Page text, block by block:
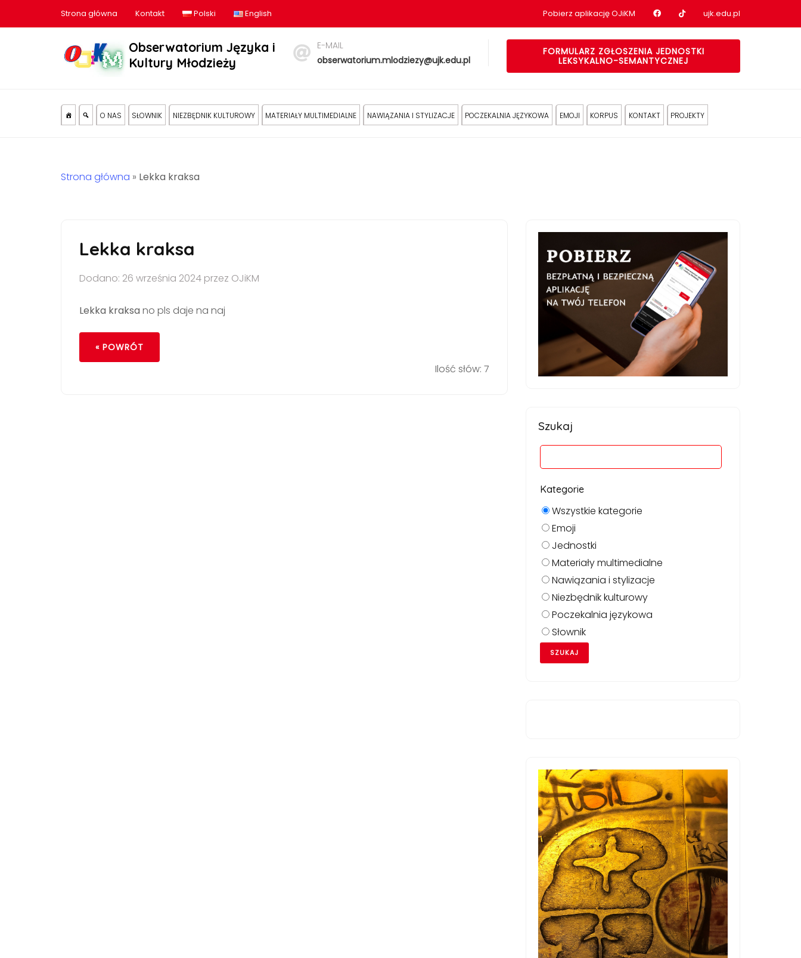
Strona główna Kontakt Polski English Pobierz aplikację OJiKM Nasz profil na Facebook
Nasz profil na tiktok
ujk.edu.pl
Obserwatorium Języka i
Kultury Młodzieży
E-MAIL
obserwatorium.mlodziezy@ujk.edu.pl
FORMULARZ ZGŁOSZENIA JEDNOSTKI
LEKSYKALNO-SEMANTYCZNEJ
O NAS SŁOWNIK NIEZBĘDNIK KULTUROWY MATERIAŁY MULTIMEDIALNE NAWIĄZANIA I STYLIZACJE POCZEKALNIA JĘZYKOWA EMOJI KORPUS KONTAKT PROJEKTY
Strona główna » Lekka kraksa
Lekka kraksa
Dodano: 26 września 2024 przez OJiKM
Lekka kraksa no pls daje na naj
« POWRÓT
Ilość słów: 7
Szukaj
Kategorie
Wszystkie kategorie
Emoji
Jednostki
Materiały multimedialne
Nawiązania i stylizacje
Niezbędnik kulturowy
Poczekalnia językowa
Słownik